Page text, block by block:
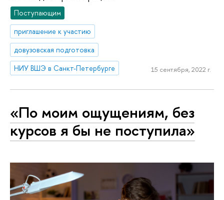
Поступающим
приглашение к участию
довузовская подготовка
НИУ ВШЭ в Санкт-Петербурге
15 сентября, 2022 г.
«По моим ощущениям, без
курсов я бы не поступила»